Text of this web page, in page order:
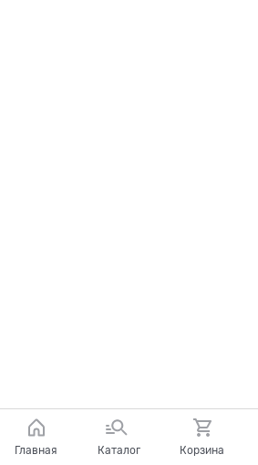
Главная Каталог Корзина